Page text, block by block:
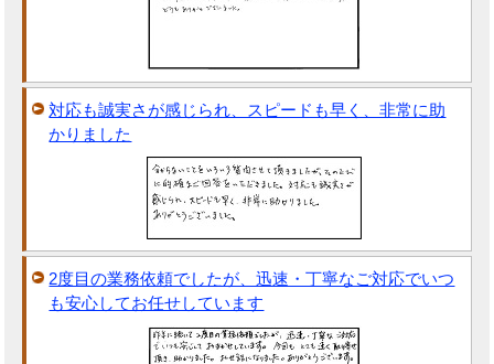
対応も誠実さが感じられ、スピードも早く、非常に助
かりました
2度目の業務依頼でしたが、迅速・丁寧なご対応でいつ
も安心してお任せしています